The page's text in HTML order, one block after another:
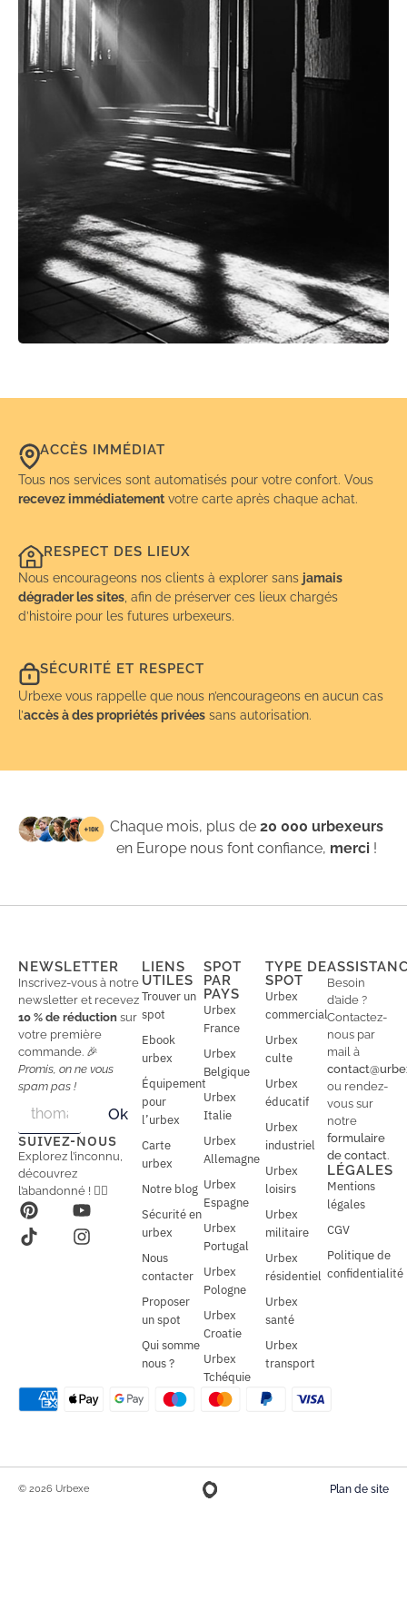
ACCÈS IMMÉDIAT
Tous nos services sont automatisés pour votre confort. Vous
recevez immédiatement votre carte après chaque achat.
RESPECT DES LIEUX
Nous encourageons nos clients à explorer sans jamais
dégrader les sites , afin de préserver ces lieux chargés
d’histoire pour les futures urbexeurs.
SÉCURITÉ ET RESPECT
Urbexe vous rappelle que nous n’encourageons en aucun cas
l’accès à des propriétés privées sans autorisation.
Chaque mois, plus de20 000 urbexeurs
en Europe nous font confiance, merci !
NEWSLETTER
Inscrivez-vous à notre
newsletter et recevez
10 % de réduction sur
votre première
commande. 🎉
Promis, on ne vous
spam pas !
a
i
l
a
i
l
*
Ok
SUIVEZ-NOUS
Explorez l’inconnu,
découvrez
l’abandonné ! 🕵️‍♂️
LIENS
UTILES
Trouver un
spot
Ebook
urbex
Équipement
pour
l’urbex
Carte
urbex
Notre blog
Sécurité en
urbex
Nous
contacter
Proposer
un spot
Qui somme
nous ?
SPOT
PAR
PAYS
Urbex
France
Urbex
Belgique
Urbex
Italie
Urbex
Allemagne
Urbex
Espagne
Urbex
Portugal
Urbex
Pologne
Urbex
Croatie
Urbex
Tchéquie
TYPE DE
SPOT
Urbex
commercial
Urbex
culte
Urbex
éducatif
Urbex
industriel
Urbex
loisirs
Urbex
militaire
Urbex
résidentiel
Urbex
santé
Urbex
transport
Besoin
d’aide ?
Contactez-
nous par
mail à
ou rendez-
vous sur
notre
formulaire
de contact.
LÉGALES
Mentions
légales
CGV
Politique de
confidentialité
© 2026 Urbexe Plan de site